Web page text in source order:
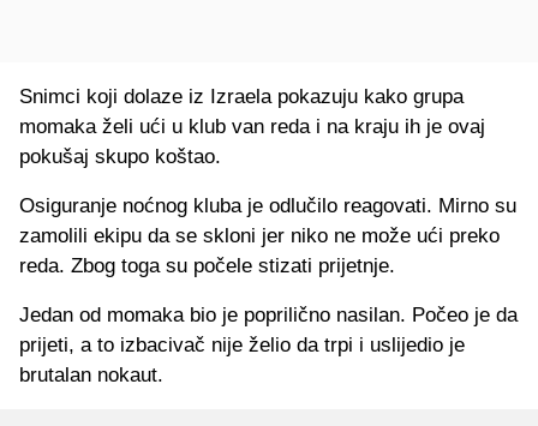
Snimci koji dolaze iz Izraela pokazuju kako grupa
momaka želi ući u klub van reda i na kraju ih je ovaj
pokušaj skupo koštao.
Osiguranje noćnog kluba je odlučilo reagovati. Mirno su
zamolili ekipu da se skloni jer niko ne može ući preko
reda. Zbog toga su počele stizati prijetnje.
Jedan od momaka bio je poprilično nasilan. Počeo je da
prijeti, a to izbacivač nije želio da trpi i uslijedio je
brutalan nokaut.